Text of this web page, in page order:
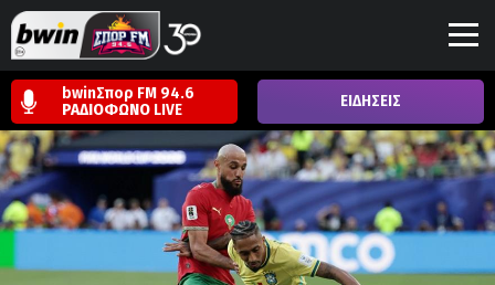
bwinΣπορ FM 94.6
ΡΑΔΙΟΦΩΝΟ LIVE ΕΙΔΗΣΕΙΣ